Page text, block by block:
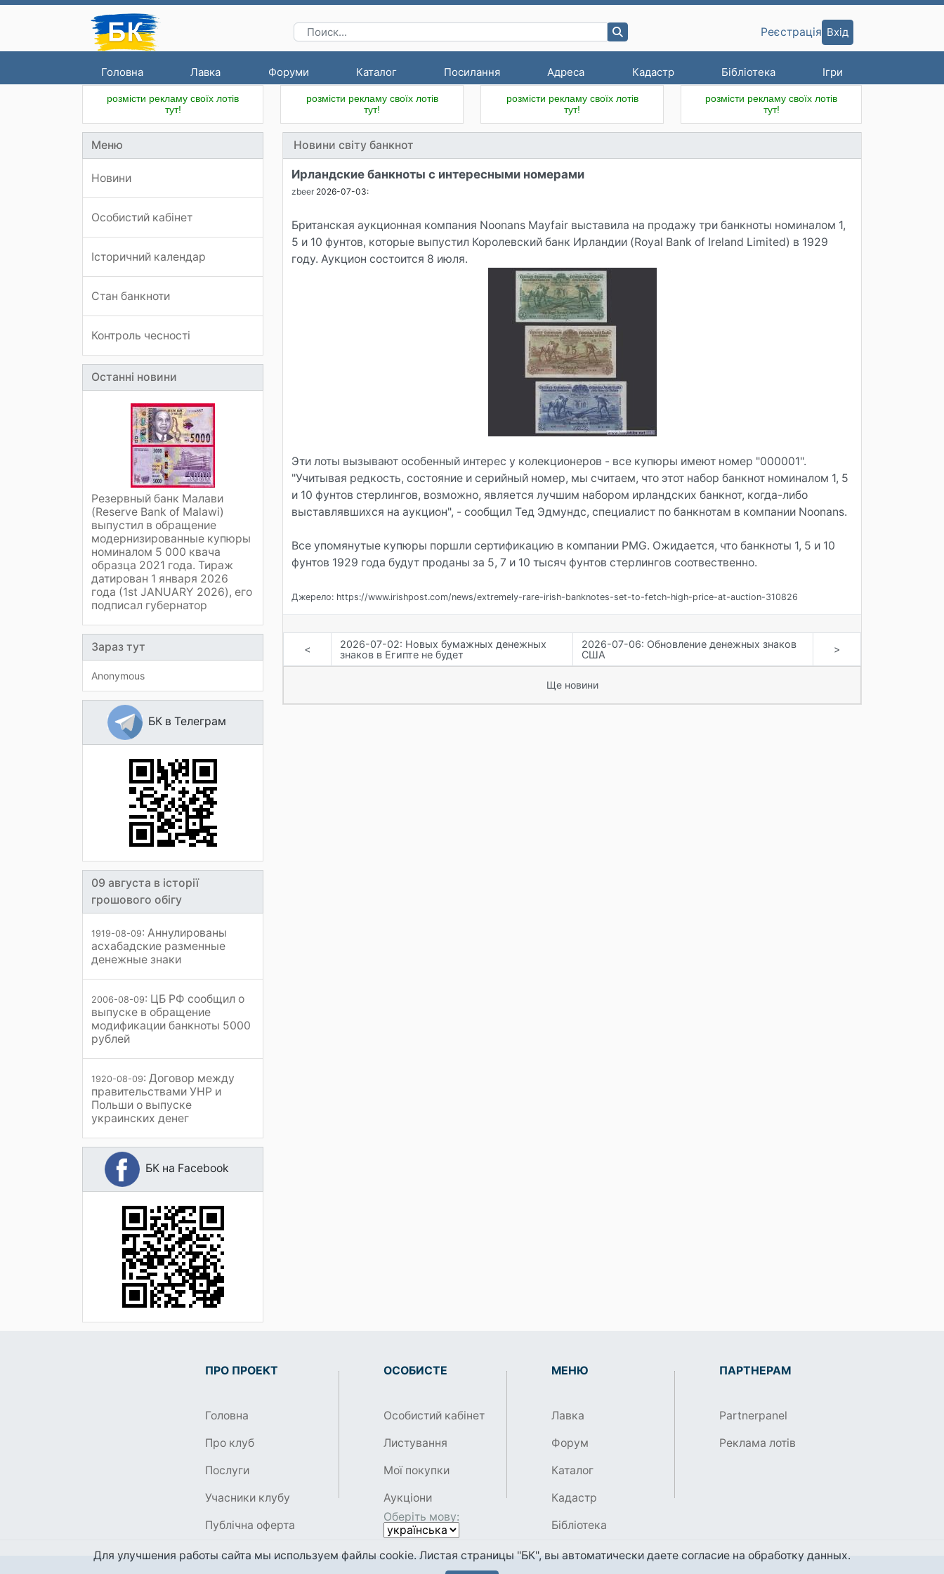
Головна Лавка Форуми Каталог Посилання Адреса Кадастр Бібліотека Ігри
Реєстрація Вхід
розмісти рекламу своїх лотів
тут!
розмісти рекламу своїх лотів
тут!
розмісти рекламу своїх лотів
тут!
розмісти рекламу своїх лотів
тут!
Меню
Новини
Особистий кабінет
Історичний календар
Стан банкноти
Контроль чесності
Останні новини
Резервный банк Малави
(Reserve Bank of Malawi)
выпустил в обращение
модернизированные купюры
номиналом 5 000 квача
образца 2021 года. Тираж
датирован 1 января 2026
года (1st JANUARY 2026), его
подписал губернатор
Зараз тут
Anonymous
БК в Телеграм
09 августа в історії
грошового обігу
1919-08-09: Аннулированы
асхабадские разменные
денежные знаки
2006-08-09: ЦБ РФ сообщил о
выпуске в обращение
модификации банкноты 5000
рублей
1920-08-09: Договор между
правительствами УНР и
Польши о выпуске
украинских денег
БК на Facebook
Новини світу банкнот
Ирландские банкноты с интересными номерами
zbeer 2026-07-03:
Британская аукционная компания Noonans Mayfair выставила на продажу три банкноты номиналом 1,
5 и 10 фунтов, которые выпустил Королевский банк Ирландии (Royal Bank of Ireland Limited) в 1929
году. Аукцион состоится 8 июля.
Эти лоты вызывают особенный интерес у колекционеров - все купюры имеют номер "000001".
"Учитывая редкость, состояние и серийный номер, мы считаем, что этот набор банкнот номиналом 1, 5
и 10 фунтов стерлингов, возможно, является лучшим набором ирландских банкнот, когда-либо
выставлявшихся на аукцион", - сообщил Тед Эдмундс, специалист по банкнотам в компании Noonans.
Все упомянутые купюры поршли сертификацию в компании PMG. Ожидается, что банкноты 1, 5 и 10
фунтов 1929 года будут проданы за 5, 7 и 10 тысяч фунтов стерлингов соотвественно.
Джерело: https://www.irishpost.com/news/extremely-rare-irish-banknotes-set-to-fetch-high-price-at-auction-310826
<
2026-07-02: Новых бумажных денежных
знаков в Египте не будет
2026-07-06: Обновление денежных знаков
США
>
Ще новини
ПРО ПРОЕКТ
Головна
Про клуб
Послуги
Учасники клубу
Публічна оферта
ОСОБИСТЕ
Особистий кабінет
Листування
Мої покупки
Аукціони
Оберіть мову:
МЕНЮ
Лавка
Форум
Каталог
Кадастр
Бібліотека
ПАРТНЕРАМ
Partnerpanel
Реклама лотів
Для улучшения работы сайта мы используем файлы cookie. Листая страницы "БК", вы автоматически даете согласие на обработку данных.